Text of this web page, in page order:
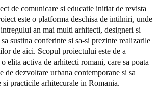
de comunicare si educatie initiat de revista
este o platforma deschisa de intilniri, unde
an mai multi arhitecti, designeri si
sustina conferinte si sa-si prezinte realizarile
de aici. Scopul proiectului este de a
elita activa de arhitecti romani, care sa poata
de dezvoltare urbana contemporane si sa
si practicile arhitecurale in Romania.